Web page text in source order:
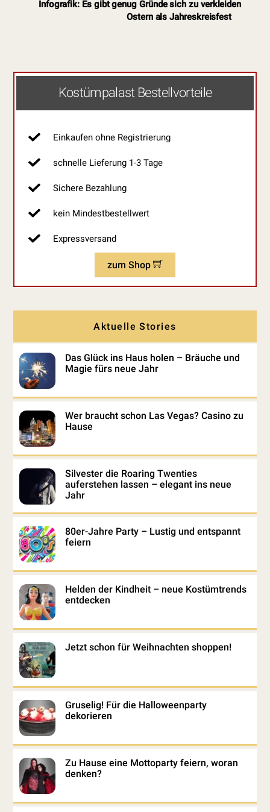
Infografik: Es gibt genug Gründe sich zu verkleiden
Ostern als Jahreskreisfest
Kostümpalast Bestellvorteile
Einkaufen ohne Registrierung
schnelle Lieferung 1-3 Tage
Sichere Bezahlung
kein Mindestbestellwert
Expressversand
zum Shop
Aktuelle Stories
Das Glück ins Haus holen – Bräuche und
Magie fürs neue Jahr
Wer braucht schon Las Vegas? Casino zu
Hause
Silvester die Roaring Twenties
auferstehen lassen – elegant ins neue
Jahr
80er-Jahre Party – Lustig und entspannt
feiern
Helden der Kindheit – neue Kostümtrends
entdecken
Jetzt schon für Weihnachten shoppen!
Gruselig! Für die Halloweenparty
dekorieren
Zu Hause eine Mottoparty feiern, woran
denken?